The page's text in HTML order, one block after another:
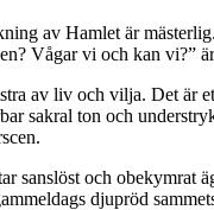
av Hamlet är
Vågar vi och kan vi?”
av liv och vilja. Det
sakral ton och
sanslöst och
djupröd